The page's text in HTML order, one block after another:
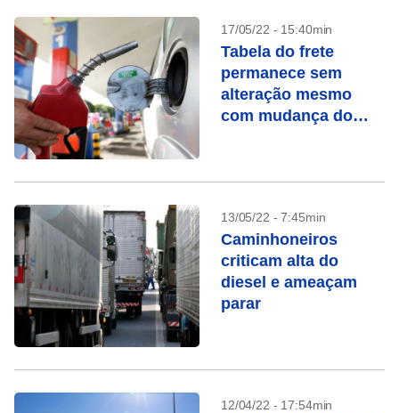
17/05/22 - 15:40min
Tabela do frete
permanece sem
alteração mesmo
com mudança do
13/05/22 - 7:45min
Caminhoneiros
criticam alta do
diesel e ameaçam
parar
12/04/22 - 17:54min